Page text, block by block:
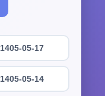
1405-05-17
1405-05-14